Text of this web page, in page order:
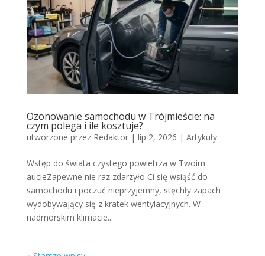
Ozonowanie samochodu w Trójmieście: na
czym polega i ile kosztuje?
utworzone przez Redaktor| lip 2, 2026 | Artykuły
Wstęp do świata czystego powietrza w Twoim
aucieZapewne nie raz zdarzyło Ci się wsiąść do
samochodu i poczuć nieprzyjemny, stęchły zapach
wydobywający się z kratek wentylacyjnych. W
nadmorskim klimacie...